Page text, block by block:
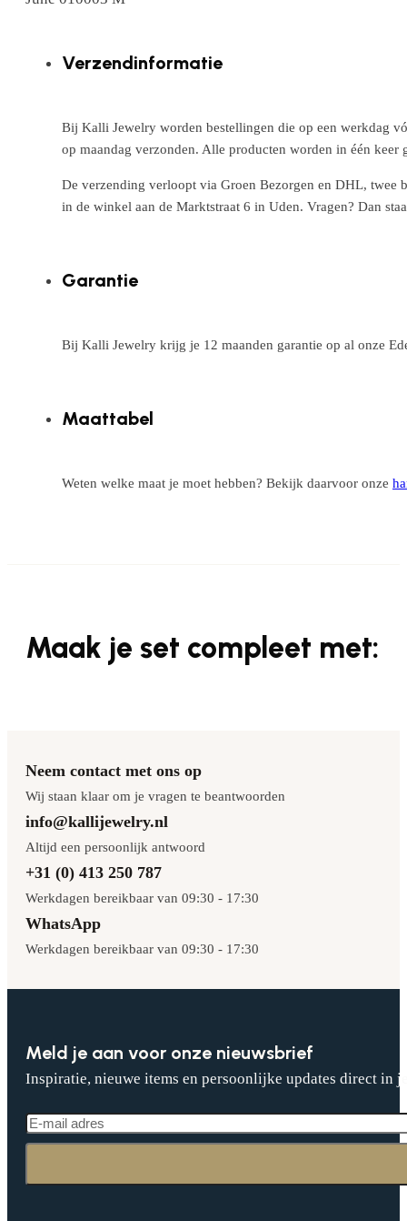
Verzendinformatie
Bij Kalli Jewelry worden bestellingen die op een werkdag
op maandag verzonden. Alle producten worden in één
De verzending verloopt via Groen Bezorgen en DHL, twee
in de winkel aan de Marktstraat 6 in Uden. Vragen? Dan
Garantie
Bij Kalli Jewelry krijg je 12 maanden garantie op al onze
Maattabel
Weten welke maat je moet hebben? Bekijk daarvoor onze
Maak je set compleet met:
Neem contact met ons op
Wij staan klaar om je vragen te beantwoorden
info@kallijewelry.nl
Altijd een persoonlijk antwoord
+31 (0) 413 250 787
Werkdagen bereikbaar van 09:30 - 17:30
WhatsApp
Werkdagen bereikbaar van 09:30 - 17:30
Meld je aan voor onze nieuwsbrief
Inspiratie, nieuwe items en persoonlijke updates direct in